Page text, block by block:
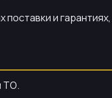
и
ТО.